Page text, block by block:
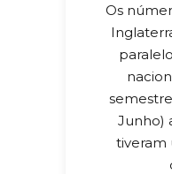
Os
Junho)
tiveram